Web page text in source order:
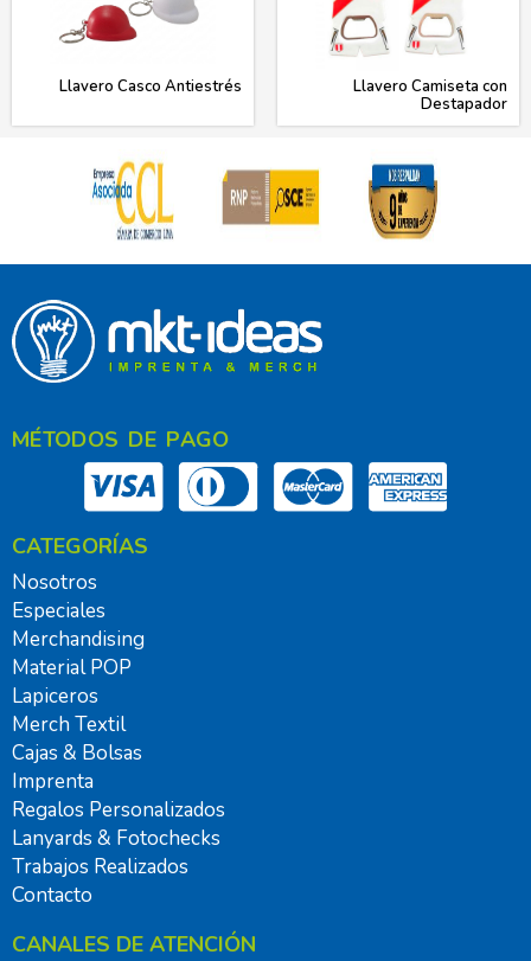
Llavero Casco Antiestrés
Llavero Camiseta con
Destapador
MÉTODOS DE PAGO
CATEGORÍAS
Nosotros
Especiales
Merchandising
Material POP
Lapiceros
Merch Textil
Cajas & Bolsas
Imprenta
Regalos Personalizados
Lanyards & Fotochecks
Trabajos Realizados
Contacto
CANALES DE ATENCIÓN